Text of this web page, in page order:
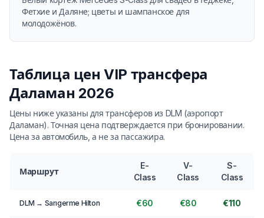
Фетхие и Даляне; цветы и шампанское для
молодожёнов.
Таблица цен VIP трансфера
Даламан 2026
Цены ниже указаны для трансферов из DLM (аэропорт
Даламан). Точная цена подтверждается при бронировании.
Цена за автомобиль, а не за пассажира.
Маршрут
E-
Class
V-
Class
S-
Class
DLM → Sarıgerme Hilton €60 €80 €110